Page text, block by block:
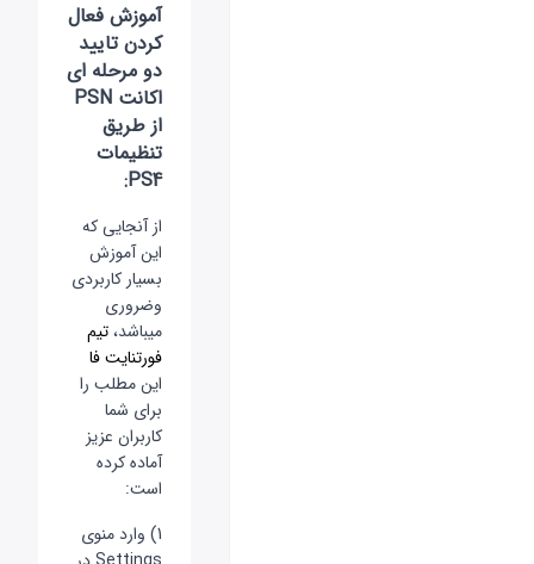
آموزش فعال
کردن تایید
دو مرحله ای
اکانت PSN
از طریق
تنظیمات
PS4:
از آنجایی که
این آموزش
بسیار کاربردی
وضروری
میباشد،تیم
فورتنایت فا
این مطلب را
برای شما
کاربران عزیز
آماده کرده
است:
1) وارد منوی